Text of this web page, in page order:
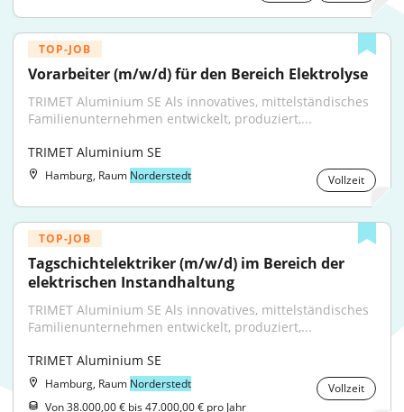
TOP-JOB
Vorarbeiter (m/w/d) für den Bereich Elektrolyse
TRIMET Aluminium SE Als innovatives, mittelständisches
Familienunternehmen entwickelt, produziert,...
TRIMET Aluminium SE
Hamburg, Raum Norderstedt Vollzeit
TOP-JOB
Tagschichtelektriker (m/w/d) im Bereich der
elektrischen Instandhaltung
TRIMET Aluminium SE Als innovatives, mittelständisches
Familienunternehmen entwickelt, produziert,...
TRIMET Aluminium SE
Hamburg, Raum Norderstedt
Vollzeit
Von 38.000,00 € bis 47.000,00 € pro Jahr